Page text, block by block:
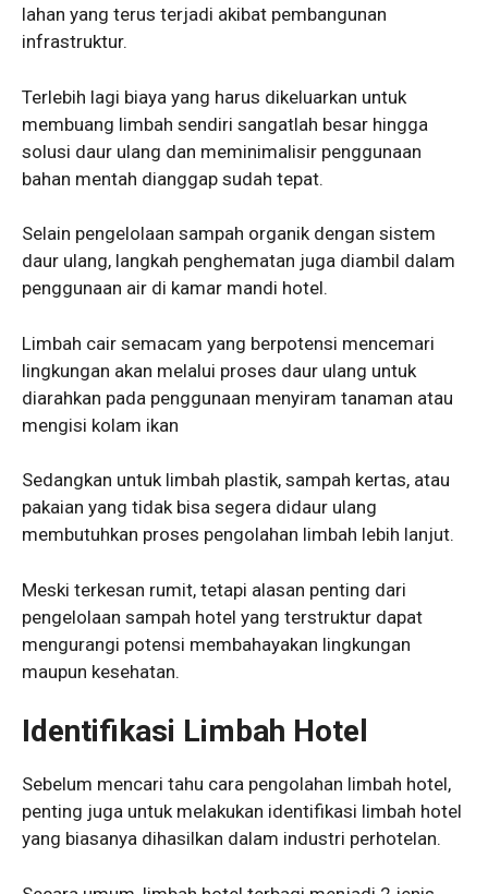
lahan yang terus terjadi akibat pembangunan
infrastruktur.
Terlebih lagi biaya yang harus dikeluarkan untuk
membuang limbah sendiri sangatlah besar hingga
solusi daur ulang dan meminimalisir penggunaan
bahan mentah dianggap sudah tepat.
Selain pengelolaan sampah organik dengan sistem
daur ulang, langkah penghematan juga diambil dalam
penggunaan air di kamar mandi hotel.
Limbah cair semacam yang berpotensi mencemari
lingkungan akan melalui proses daur ulang untuk
diarahkan pada penggunaan menyiram tanaman atau
mengisi kolam ikan
Sedangkan untuk limbah plastik, sampah kertas, atau
pakaian yang tidak bisa segera didaur ulang
membutuhkan proses pengolahan limbah lebih lanjut.
Meski terkesan rumit, tetapi alasan penting dari
pengelolaan sampah hotel yang terstruktur dapat
mengurangi potensi membahayakan lingkungan
maupun kesehatan.
Identifikasi Limbah Hotel
Sebelum mencari tahu cara pengolahan limbah hotel,
penting juga untuk melakukan identifikasi limbah hotel
yang biasanya dihasilkan dalam industri perhotelan.